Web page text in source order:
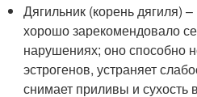
Дягильник (корень дягиля)
хорошо зарекомендовало
нарушениях; оно способно
эстрогенов, устраняет
снимает приливы и сухость